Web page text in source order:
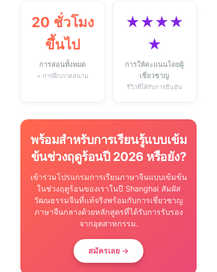
20 ชั่วโมง
ขึ้นไป
การสอนทั้งหมด
+ การฝึกภาคสนาม
★★★★
★
การให้คะแนนโดยผู้
เชี่ยวชาญ
รีวิวที่ได้รับการยืนยัน
พร้อมสำหรับการเรียนรู้แบบเข้ม
ข้นช่วงฤดูร้อนปี 2026 หรือยัง?
เข้าร่วมโปรแกรมการเรียนภาษาจีนแบบเข้มข้น
ในช่วงฤดูร้อนของเราในปี Shanghai สัมผัส
วัฒนธรรมจีนที่แท้จริงพร้อมกับการเชี่ยวชาญ
ภาษาจีนกลางด้วยหลักสูตรที่ได้รับการรับรอง
จากอุตสาหกรรม.
สมัครเลย →